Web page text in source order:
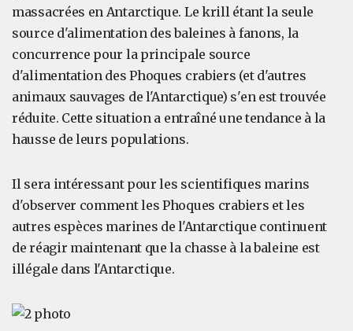
massacrées en Antarctique. Le krill étant la seule
source d'alimentation des baleines à fanons, la
concurrence pour la principale source
d'alimentation des Phoques crabiers (et d'autres
animaux sauvages de l'Antarctique) s'en est trouvée
réduite. Cette situation a entraîné une tendance à la
hausse de leurs populations.
Il sera intéressant pour les scientifiques marins
d'observer comment les Phoques crabiers et les
autres espèces marines de l'Antarctique continuent
de réagir maintenant que la chasse à la baleine est
illégale dans l'Antarctique.